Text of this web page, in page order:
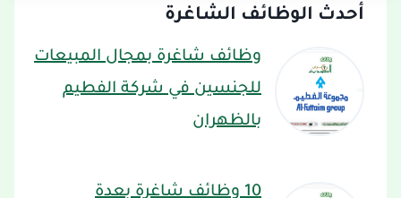
أحدث الوظائف الشاغرة
وظائف شاغرة بمجال المبيعات
للجنسين في شركة الفطيم
بالظهران
10 وظائف شاغرة بعدة